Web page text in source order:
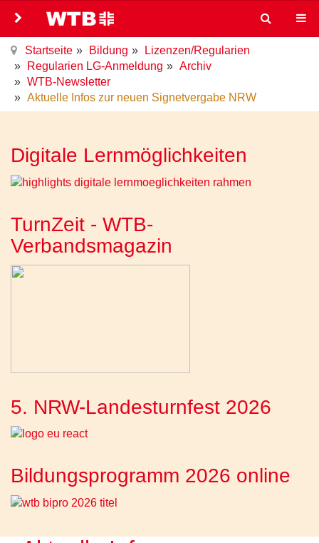
Startseite Bildung
Lizenzen/Regularien
Regularien LG-Anmeldung
Archiv
WTB-Newsletter
Aktuelle Infos zur neuen Signetvergabe NRW
Digitale Lernmöglichkeiten
TurnZeit - WTB-
Verbandsmagazin
5. NRW-Landesturnfest 2026
Bildungsprogramm 2026 online